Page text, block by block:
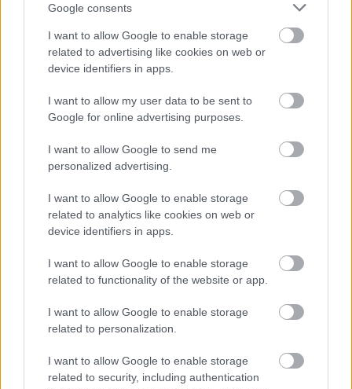
Google consents
I want to allow Google to enable storage
related to advertising like cookies on web or
device identifiers in apps.
I want to allow my user data to be sent to
Google for online advertising purposes.
I want to allow Google to send me
personalized advertising.
I want to allow Google to enable storage
related to analytics like cookies on web or
device identifiers in apps.
I want to allow Google to enable storage
related to functionality of the website or app.
I want to allow Google to enable storage
related to personalization.
I want to allow Google to enable storage
related to security, including authentication
Το Minecraft έρχεται στο Nintendo Switch 2 όπως δεν το